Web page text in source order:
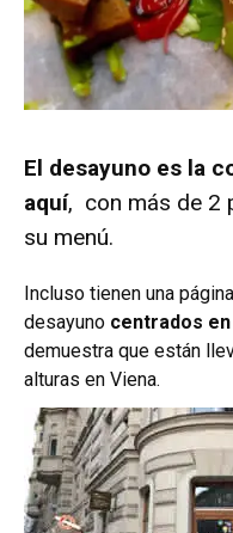
El desayuno es la
aquí, con más de 2
su menú.
Incluso tienen una
desayuno centrados
demuestra que están
alturas en Viena.